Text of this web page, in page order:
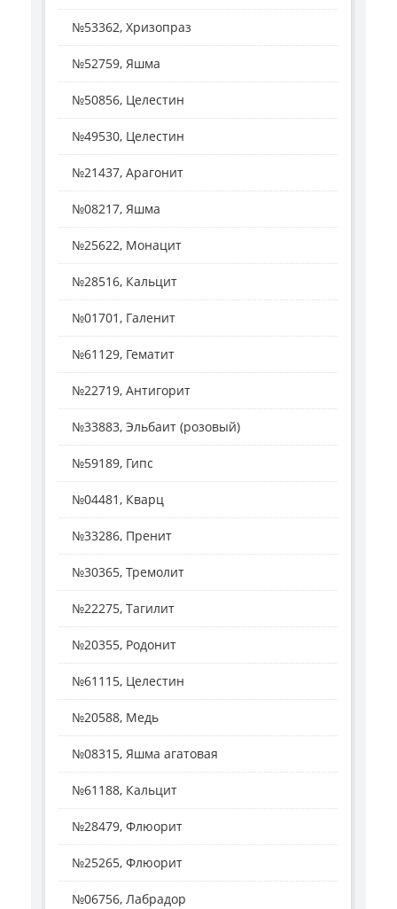
№53362, Хризопраз
№52759, Яшма
№50856, Целестин
№49530, Целестин
№21437, Арагонит
№08217, Яшма
№25622, Монацит
№28516, Кальцит
№01701, Галенит
№61129, Гематит
№22719, Антигорит
№33883, Эльбаит (розовый)
№59189, Гипс
№04481, Кварц
№33286, Пренит
№30365, Тремолит
№22275, Тагилит
№20355, Родонит
№61115, Целестин
№20588, Медь
№08315, Яшма агатовая
№61188, Кальцит
№28479, Флюорит
№25265, Флюорит
№06756, Лабрадор